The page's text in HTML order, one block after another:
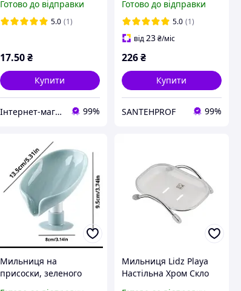
Готово до відправки
5.0 (1)
17.50 ₴
Купити
Інтернет-магазин Хозторг Харків - товари для дому, саду та городу оптом 99%
(LDORE0201CRM22083)
Готово до відправки
5.0 (1)
від23₴/міс
226₴
Купити
SANTEHPROF 99%
Мильниця на
присоски, зеленого
Мильниця Lidz Playa
Настільна Хром Скло